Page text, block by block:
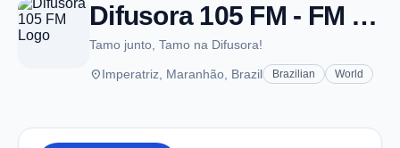
Difusora 105 FM - FM 105.1 - Imperatriz
Tamo junto, Tamo na Difusora!
placeImperatriz, Maranhão, Brazil Brazilian World